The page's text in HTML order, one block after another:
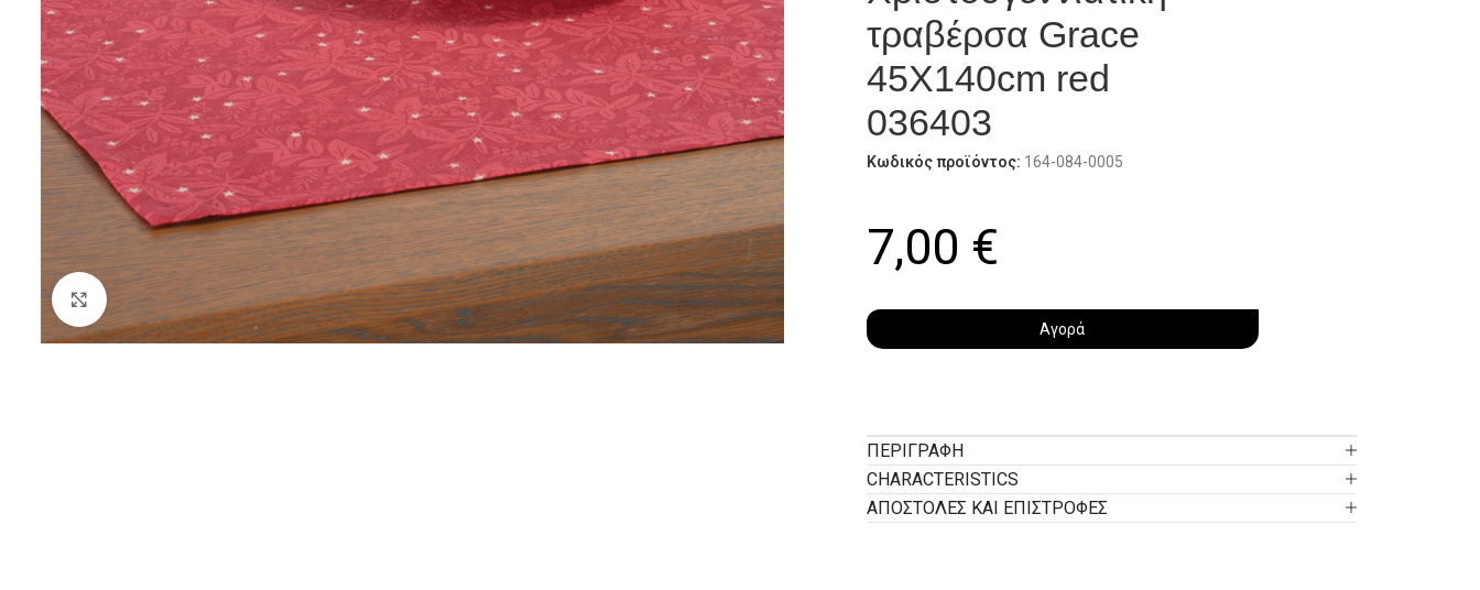
Click to enlarge
τραβέρσα Grace
45Χ140cm red
036403
Κωδικός προϊόντος: 164-084-0005
7,00 €
Αγορά
ΠΕΡΙΓΡΑΦΉ
CHARACTERISTICS
ΑΠΟΣΤΟΛΕΣ ΚΑΙ ΕΠΙΣΤΡΟΦΕΣ